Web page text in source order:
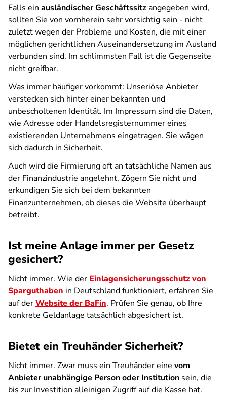
Falls ein ausländischer Geschäftssitzangegeben wird,
sollten Sie von vornherein sehr vorsichtig sein - nicht
zuletzt wegen der Probleme und Kosten, die mit einer
möglichen gerichtlichen Auseinandersetzung im Ausland
verbunden sind. Im schlimmsten Fall ist die Gegenseite
nicht greifbar.
Was immer häufiger vorkommt: Unseriöse Anbieter
verstecken sich hinter einer bekannten und
unbescholtenen Identität. Im Impressum sind die Daten,
wie Adresse oder Handelsregisternummer eines
existierenden Unternehmens eingetragen. Sie wägen
sich dadurch in Sicherheit.
Auch wird die Firmierung oft an tatsächliche Namen aus
der Finanzindustrie angelehnt. Zögern Sie nicht und
erkundigen Sie sich bei dem bekannten
Finanzunternehmen, ob dieses die Website überhaupt
betreibt.
Ist meine Anlage immer per Gesetz
gesichert?
Nicht immer. Wie der Einlagensicherungsschutz von
Sparguthaben in Deutschland funktioniert, erfahren Sie
auf derWebsite der BaFin. Prüfen Sie genau, ob Ihre
konkrete Geldanlage tatsächlich abgesichert ist.
Bietet ein Treuhänder Sicherheit?
Nicht immer. Zwar muss ein Treuhänder eine vom
Anbieter unabhängige Person oder Institution sein, die
bis zur Investition alleinigen Zugriff auf die Kasse hat.